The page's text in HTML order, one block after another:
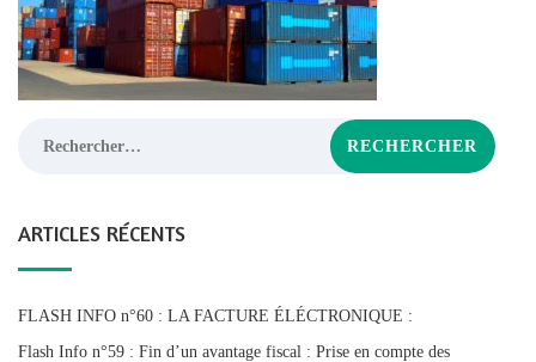
ARTICLES RÉCENTS
FLASH INFO n°60 : LA FACTURE ÉLÉCTRONIQUE :
Flash Info n°59 : Fin d’un avantage fiscal : Prise en compte des